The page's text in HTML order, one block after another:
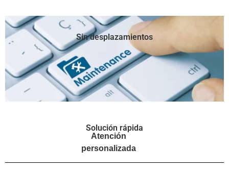
Sin desplazamientos
Atención
personalizada
Solución rápida